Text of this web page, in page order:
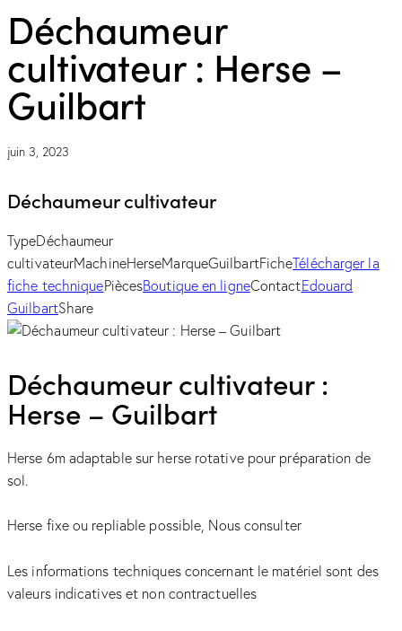
Déchaumeur
cultivateur : Herse –
Guilbart
juin 3, 2023
Déchaumeur cultivateur
TypeDéchaumeur
cultivateurMachineHerseMarqueGuilbartFicheTélécharger la
fiche techniquePiècesBoutique en ligneContactEdouard
GuilbartShare
Déchaumeur cultivateur :
Herse – Guilbart
Herse 6m adaptable sur herse rotative pour préparation de
sol.
Herse fixe ou repliable possible, Nous consulter
Les informations techniques concernant le matériel sont des
valeurs indicatives et non contractuelles